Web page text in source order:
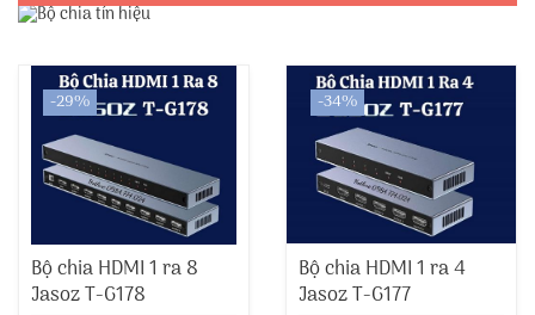
-29%
Bộ chia HDMI 1 ra 8
Jasoz T-G178
-34%
Bộ chia HDMI 1 ra 4
Jasoz T-G177